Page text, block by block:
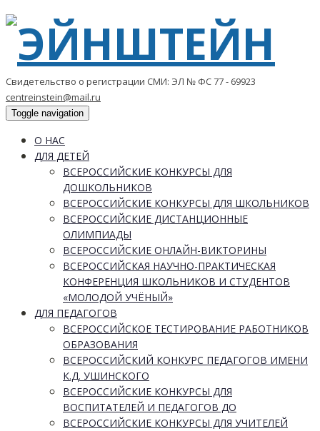
Свидетельство о регистрации СМИ: ЭЛ № ФС 77 - 69923
centreinstein@mail.ru
Toggle navigation
О НАС
ДЛЯ ДЕТЕЙ
ВСЕРОССИЙСКИЕ КОНКУРСЫ ДЛЯ
ДОШКОЛЬНИКОВ
ВСЕРОССИЙСКИЕ КОНКУРСЫ ДЛЯ ШКОЛЬНИКОВ
ВСЕРОССИЙСКИЕ ДИСТАНЦИОННЫЕ
ОЛИМПИАДЫ
ВСЕРОССИЙСКИЕ ОНЛАЙН-ВИКТОРИНЫ
ВСЕРОССИЙСКАЯ НАУЧНО-ПРАКТИЧЕСКАЯ
КОНФЕРЕНЦИЯ ШКОЛЬНИКОВ И СТУДЕНТОВ
«МОЛОДОЙ УЧЁНЫЙ»
ДЛЯ ПЕДАГОГОВ
ВСЕРОССИЙСКОЕ ТЕСТИРОВАНИЕ РАБОТНИКОВ
ОБРАЗОВАНИЯ
ВСЕРОССИЙСКИЙ КОНКУРС ПЕДАГОГОВ ИМЕНИ
К.Д. УШИНСКОГО
ВСЕРОССИЙСКИЕ КОНКУРСЫ ДЛЯ
ВОСПИТАТЕЛЕЙ И ПЕДАГОГОВ ДО
ВСЕРОССИЙСКИЕ КОНКУРСЫ ДЛЯ УЧИТЕЛЕЙ